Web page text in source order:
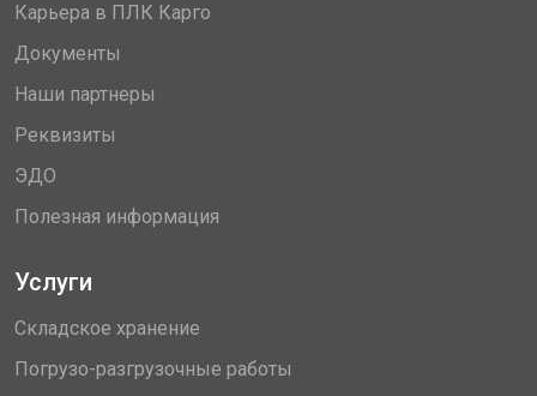
Карьера в ПЛК Карго
Документы
Наши партнеры
Реквизиты
ЭДО
Полезная информация
Услуги
Складское хранение
Погрузо-разгрузочные работы